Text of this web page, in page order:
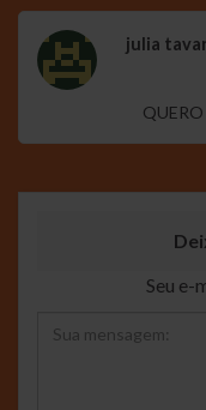
julia
Seu e-